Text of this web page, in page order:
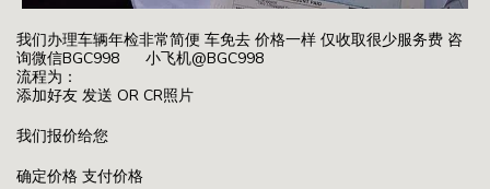
我们办理车辆年检非常简便 车免去 价格一样 仅收取很少服务费 咨
询微信BGC998 小飞机@BGC998
流程为：
添加好友 发送 OR CR照片
我们报价给您
确定价格 支付价格